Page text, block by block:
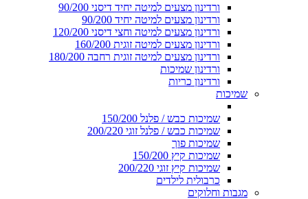
ורדינון מצעים למיטה יחיד דיסני 90/200
ורדינון מצעים למיטה יחיד 90/200
ורדינון מצעים למיטה וחצי דיסני 120/200
ורדינון מצעים למיטה זוגית 160/200
ורדינון מצעים למיטה זוגית רחבה 180/200
ורדינון שמיכות
ורדינון כריות
שמיכות
שמיכות כבש / פלנל 150/200
שמיכות כבש / פלנל זוגי 200/220
שמיכות פוך
שמיכות קיץ 150/200
שמיכות קיץ זוגי 200/220
כרבולית לילדים
מגבות וחלוקים